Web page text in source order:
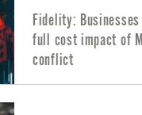
Fidelity:
full cost impact of
conflict